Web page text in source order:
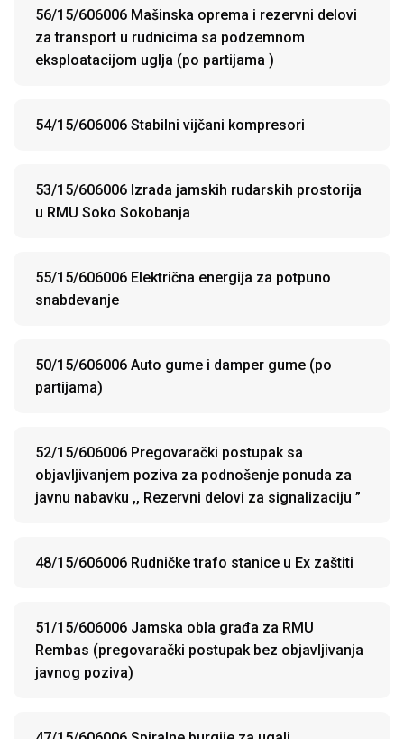
56/15/606006 Mašinska oprema i rezervni delovi
za transport u rudnicima sa podzemnom
eksploatacijom uglja (po partijama )
54/15/606006 Stabilni vijčani kompresori
53/15/606006 Izrada jamskih rudarskih prostorija
u RMU Soko Sokobanja
55/15/606006 Električna energija za potpuno
snabdevanje
50/15/606006 Auto gume i damper gume (po
partijama)
52/15/606006 Pregovarački postupak sa
objavljivanjem poziva za podnošenje ponuda za
javnu nabavku ,, Rezervni delovi za signalizaciju ”
48/15/606006 Rudničke trafo stanice u Ex zaštiti
51/15/606006 Jamska obla građa za RMU
Rembas (pregovarački postupak bez objavljivanja
javnog poziva)